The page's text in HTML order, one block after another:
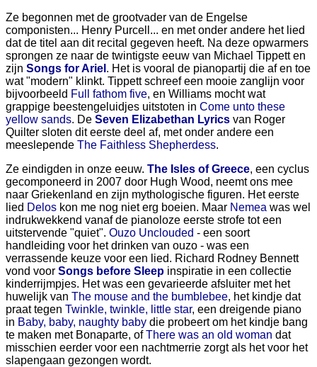
Ze begonnen met de grootvader van de Engelse
componisten... Henry Purcell... en met onder andere het lied
dat de titel aan dit recital gegeven heeft. Na deze opwarmers
sprongen ze naar de twintigste eeuw van Michael Tippett en
zijn Songs for Ariel . Het is vooral de pianopartij die af en toe
wat "modern" klinkt. Tippett schreef een mooie zanglijn voor
bijvoorbeeld Full fathom five, en Williams mocht wat
grappige beestengeluidjes uitstoten in Come unto these
yellow sands. De Seven Elizabethan Lyrics van Roger
Quilter sloten dit eerste deel af, met onder andere een
meeslepende The Faithless Shepherdess.
Ze eindigden in onze eeuw. The Isles of Greece, een cyclus
gecomponeerd in 2007 door Hugh Wood, neemt ons mee
naar Griekenland en zijn mythologische figuren. Het eerste
lied Delos kon me nog niet erg boeien. Maar Nemea was wel
indrukwekkend vanaf de pianoloze eerste strofe tot een
uitstervende "quiet". Ouzo Unclouded - een soort
handleiding voor het drinken van ouzo - was een
verrassende keuze voor een lied. Richard Rodney Bennett
vond voor Songs before Sleep inspiratie in een collectie
kinderrijmpjes. Het was een gevarieerde afsluiter met het
huwelijk van The mouse and the bumblebee, het kindje dat
praat tegen Twinkle, twinkle, little star, een dreigende piano
in Baby, baby, naughty baby die probeert om het kindje bang
te maken met Bonaparte, ofThere was an old woman dat
misschien eerder voor een nachtmerrie zorgt als het voor het
slapengaan gezongen wordt.